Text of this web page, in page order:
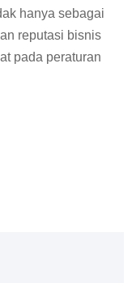
hanya sebagai
reputasi bisnis
pada peraturan